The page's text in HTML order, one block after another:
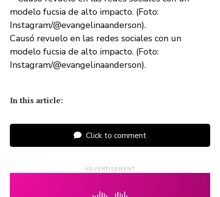
Causó revuelo en las redes sociales con un
modelo fucsia de alto impacto. (Foto:
Instagram/@evangelinaanderson).
In this article:
Click to comment
ADVERTISEMENT